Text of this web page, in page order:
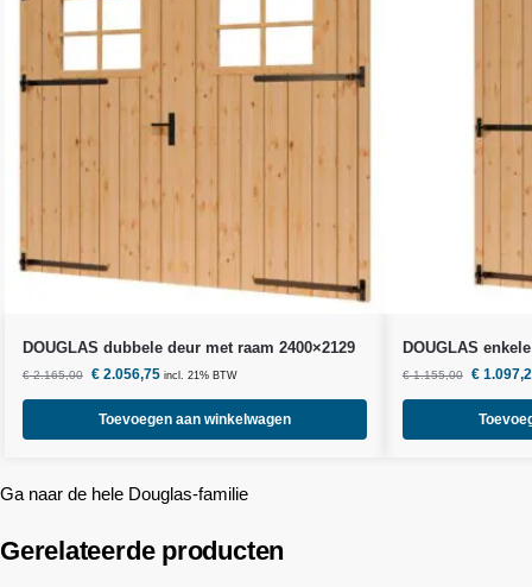
DOUGLAS dubbele deur met raam 2400×2129
€2.165,00 €2.056,75 incl. 21% BTW
Toevoegen aan winkelwagen
DOUGLAS
€1.155,00 €
Ga naar de hele Douglas-familie
Gerelateerde producten